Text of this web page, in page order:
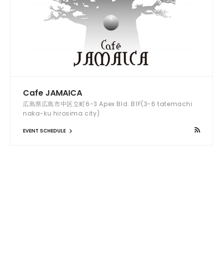
Cafe JAMAICA
広島県広島市中区立町6-3 Apex Bld. B1F(3-6 tatemachi
naka-ku hirosima city)
EVENT SCHEDULE